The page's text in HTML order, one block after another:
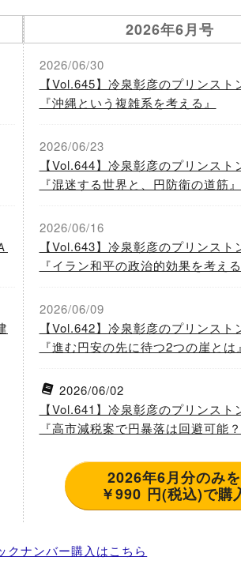
2026年6月号
2026/06/30
【Vol.645】冷泉彰彦のプリンス
『沖縄という複雑系を考える』
2026/06/23
【Vol.644】冷泉彰彦のプリンス
『混迷する世界と、円防衛の道筋』
2026/06/16
【Vol.643】冷泉彰彦のプリンス
『イラン和平の政治的効果を考える
2026/06/09
【Vol.642】冷泉彰彦のプリンス
『進む円安の先に待つ2つの崖とは』
2026/06/02
【Vol.641】冷泉彰彦のプリンス
『高市減税案で円暴落は回避可能？
2026年6月分のみを
￥990 円(税込)で購
クナンバー購入はこちら